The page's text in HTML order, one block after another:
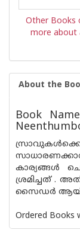
Other
more
About the
Book
കാര്യങ്ങൾ
ശ്രമിച്ചത് .
സൈഡർ ആയി
Ordered Books